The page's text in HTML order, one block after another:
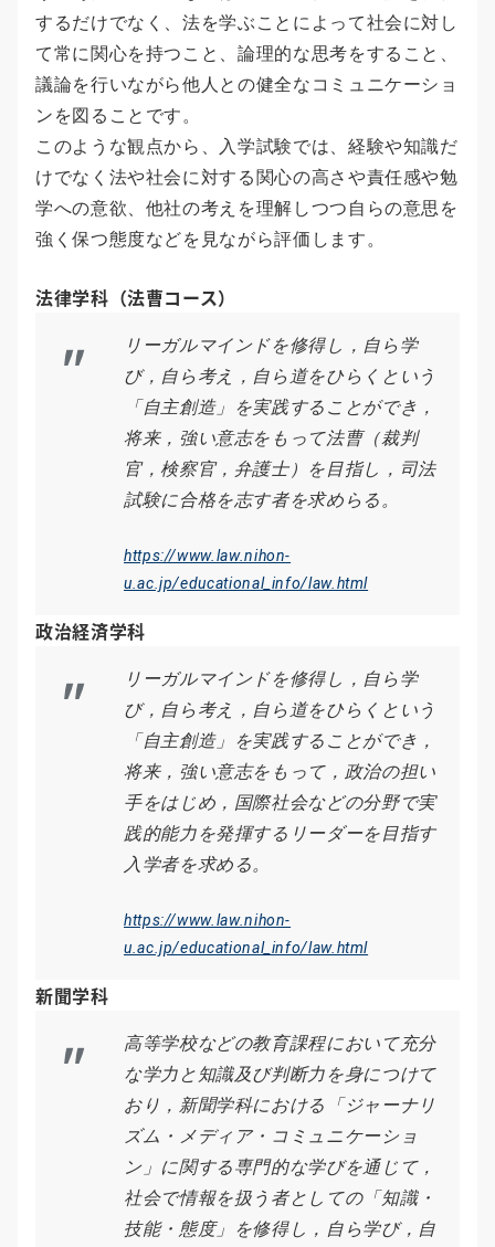
するだけでなく、法を学ぶことによって社会に対し
て常に関心を持つこと、論理的な思考をすること、
議論を行いながら他人との健全なコミュニケーショ
ンを図ることです。
このような観点から、入学試験では、経験や知識だ
けでなく法や社会に対する関心の高さや責任感や勉
学への意欲、他社の考えを理解しつつ自らの意思を
強く保つ態度などを見ながら評価します。
法律学科（法曹コース）
リーガルマインドを修得し，自ら学
び，自ら考え，自ら道をひらくという
「自主創造」を実践することができ，
将来，強い意志をもって法曹（裁判
官，検察官，弁護士）を目指し，司法
試験に合格を志す者を求めらる。
https://www.law.nihon-
u.ac.jp/educational_info/law.html
政治経済学科
リーガルマインドを修得し，自ら学
び，自ら考え，自ら道をひらくという
「自主創造」を実践することができ，
将来，強い意志をもって，政治の担い
手をはじめ，国際社会などの分野で実
践的能力を発揮するリーダーを目指す
入学者を求める。
https://www.law.nihon-
u.ac.jp/educational_info/law.html
新聞学科
高等学校などの教育課程において充分
な学力と知識及び判断力を身につけて
おり，新聞学科における「ジャーナリ
ズム・メディア・コミュニケーショ
ン」に関する専門的な学びを通じて，
社会で情報を扱う者としての「知識・
技能・態度」を修得し，自ら学び，自